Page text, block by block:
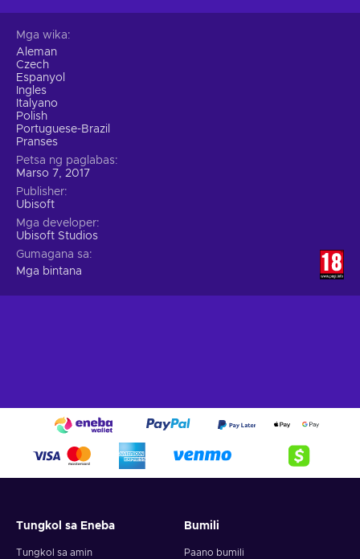
Mga wika
Aleman
Czech
Espanyol
Ingles
Italyano
Polish
Portuguese-Brazil
Pranses
Petsa ng paglabas
Marso 7, 2017
Publisher
Ubisoft
Mga developer
Ubisoft Studios
Gumagana sa
Mga bintana
Tungkol sa Eneba
Tungkol sa amin
Bumili
Paano bumili